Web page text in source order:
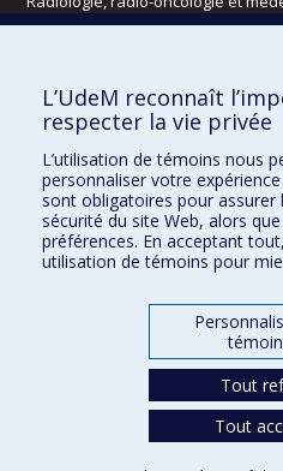
Kinésiologie et des sciences de
Orthophonie et audiologie
Réadaptation
Directions
DPC
CPASS
L’UdeM reconnaît
respecter la vie privée
L’utilisation de témoins nous
personnaliser votre
sont obligatoires pour
sécurité du site Web, alors
préférences. En acceptant
utilisation de témoins pour
Tout
Tout